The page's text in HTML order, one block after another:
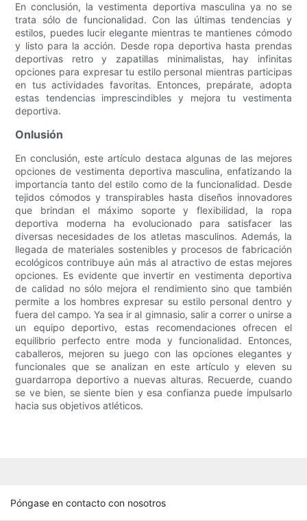
En conclusión, la vestimenta deportiva masculina ya no se
trata sólo de funcionalidad. Con las últimas tendencias y
estilos, puedes lucir elegante mientras te mantienes cómodo
y listo para la acción. Desde ropa deportiva hasta prendas
deportivas retro y zapatillas minimalistas, hay infinitas
opciones para expresar tu estilo personal mientras participas
en tus actividades favoritas. Entonces, prepárate, adopta
estas tendencias imprescindibles y mejora tu vestimenta
deportiva.
Onlusión
En conclusión, este artículo destaca algunas de las mejores
opciones de vestimenta deportiva masculina, enfatizando la
importancia tanto del estilo como de la funcionalidad. Desde
tejidos cómodos y transpirables hasta diseños innovadores
que brindan el máximo soporte y flexibilidad, la ropa
deportiva moderna ha evolucionado para satisfacer las
diversas necesidades de los atletas masculinos. Además, la
llegada de materiales sostenibles y procesos de fabricación
ecológicos contribuye aún más al atractivo de estas mejores
opciones. Es evidente que invertir en vestimenta deportiva
de calidad no sólo mejora el rendimiento sino que también
permite a los hombres expresar su estilo personal dentro y
fuera del campo. Ya sea ir al gimnasio, salir a correr o unirse a
un equipo deportivo, estas recomendaciones ofrecen el
equilibrio perfecto entre moda y funcionalidad. Entonces,
caballeros, mejoren su juego con las opciones elegantes y
funcionales que se analizan en este artículo y eleven su
guardarropa deportivo a nuevas alturas. Recuerde, cuando
se ve bien, se siente bien y esa confianza puede impulsarlo
hacia sus objetivos atléticos.
Póngase en contacto con nosotros